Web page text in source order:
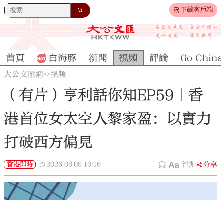
下載客戶端
首頁 白海豚 新聞 視頻 評論 Go
大公文匯網>>視頻
（有片）亨利話你知EP59｜香
港首位女太空人黎家盈：以實力
打破西方偏見
香港即時 2026.06.05 16:16 字號 分享